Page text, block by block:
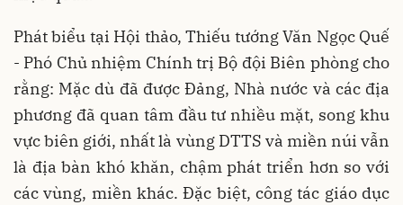
Phát biểu tại Hội thảo, Thiếu tướng Văn Ngọc Quế
- Phó Chủ nhiệm Chính trị Bộ đội Biên phòng cho
rằng: Mặc dù đã được Đảng, Nhà nước và các địa
phương đã quan tâm đầu tư nhiều mặt, song khu
vực biên giới, nhất là vùng DTTS và miền núi vẫn
là địa bàn khó khăn, chậm phát triển hơn so với
các vùng, miền khác. Đặc biệt, công tác giáo dục